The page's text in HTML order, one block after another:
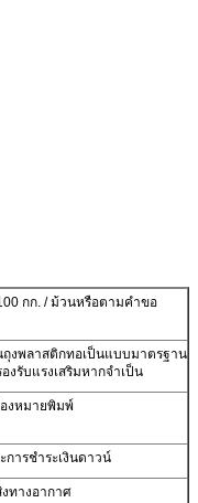
กก. / ม้วนหรือตามคำขอ
งพลาสติกทอเป็นแบบมาตรฐาน
งรับแรงเสริมหากจำเป็น
งหมายพิมพ์
ารชำระเงินดาวน์
ทางอากาศ